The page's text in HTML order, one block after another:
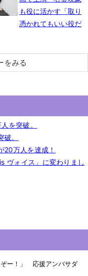
も役に活かす「取り
憑かれてもいい役だ
をみる
を突破。
。
万人を達成！
ォイス」に変わりまし
ー！」 応援アンバサダ